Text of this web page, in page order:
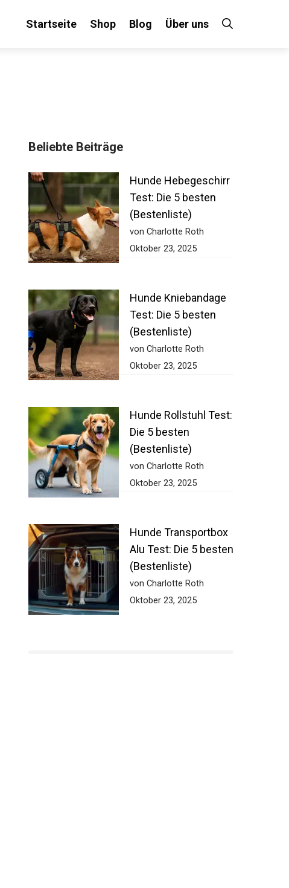
Startseite Shop Blog Über uns
Beliebte Beiträge
Hunde Hebegeschirr
Test: Die 5 besten
(Bestenliste)
von Charlotte Roth
Oktober 23, 2025
Hunde Kniebandage
Test: Die 5 besten
(Bestenliste)
von Charlotte Roth
Oktober 23, 2025
Hunde Rollstuhl Test:
Die 5 besten
(Bestenliste)
von Charlotte Roth
Oktober 23, 2025
Hunde Transportbox
Alu Test: Die 5 besten
(Bestenliste)
von Charlotte Roth
Oktober 23, 2025